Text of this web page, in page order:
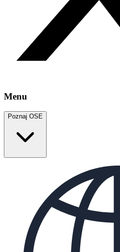
Menu
Poznaj OSE